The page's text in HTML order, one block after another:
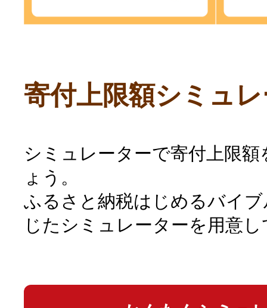
寄付上限額シミュ
シミュレーターで寄付上限
ょう。
ふるさと納税はじめるバイ
じたシミュレーターを用意